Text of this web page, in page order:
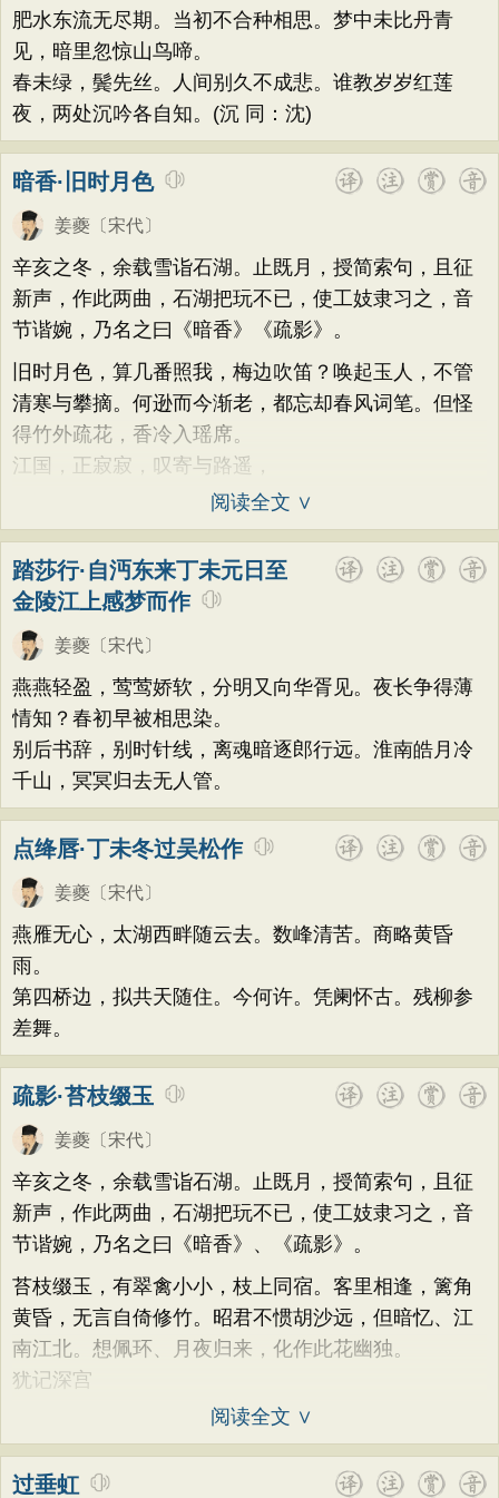
纳兰性德
肥水东流无尽期。当初不合种相思。梦中未比丹青
见，暗里忽惊山鸟啼。
春未绿，鬓先丝。人间别久不成悲。谁教岁岁红莲
夜，两处沉吟各自知。(沉 同：沈)
暗香·旧时月色
姜夔 〔宋代〕
辛亥之冬，余载雪诣石湖。止既月，授简索句，且征
新声，作此两曲，石湖把玩不已，使工妓隶习之，音
节谐婉，乃名之曰《暗香》《疏影》。
旧时月色，算几番照我，梅边吹笛？唤起玉人，不管
清寒与攀摘。何逊而今渐老，都忘却春风词笔。但怪
得竹外疏花，香冷入瑶席。
江国，正寂寂，叹寄与路遥，
阅读全文 ∨
踏莎行·自沔东来丁未元日至
金陵江上感梦而作
姜夔 〔宋代〕
燕燕轻盈，莺莺娇软，分明又向华胥见。夜长争得薄
情知？春初早被相思染。
别后书辞，别时针线，离魂暗逐郎行远。淮南皓月冷
千山，冥冥归去无人管。
点绛唇·丁未冬过吴松作
姜夔 〔宋代〕
燕雁无心，太湖西畔随云去。数峰清苦。商略黄昏
雨。
第四桥边，拟共天随住。今何许。凭阑怀古。残柳参
差舞。
疏影·苔枝缀玉
姜夔 〔宋代〕
辛亥之冬，余载雪诣石湖。止既月，授简索句，且征
新声，作此两曲，石湖把玩不已，使工妓隶习之，音
节谐婉，乃名之曰《暗香》、《疏影》。
苔枝缀玉，有翠禽小小，枝上同宿。客里相逢，篱角
黄昏，无言自倚修竹。昭君不惯胡沙远，但暗忆、江
南江北。想佩环、月夜归来，化作此花幽独。
犹记深宫
阅读全文 ∨
过垂虹